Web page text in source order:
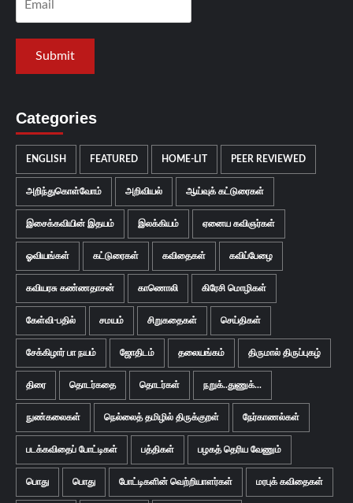
Categories
ENGLISH FEATURED HOME-LIT PEER REVIEWED
அறிந்துகொள்வோம் அறிவியல் ஆய்வுக் கட்டுரைகள்
இசைக்கவியின் இதயம் இலக்கியம் ஏனைய கவிஞர்கள்
ஓவியங்கள் கட்டுரைகள் கவிதைகள் கவிப்பேழை
கவியரசு கண்ணதாசன் காணொலி கிரேசி மொழிகள்
கேள்வி-பதில் சமயம் சிறுகதைகள் செய்திகள்
சேக்கிழார் பா நயம் ஜோதிடம் தலையங்கம் திருமால் திருப்புகழ்
திரை தொடர்கதை தொடர்கள் நறுக்..துணுக்...
நுண்கலைகள் நெல்லைத் தமிழில் திருக்குறள் நேர்காணல்கள்
படக்கவிதைப் போட்டிகள் பத்திகள் பழகத் தெரிய வேணும்
பொது பொது போட்டிகளின் வெற்றியாளர்கள் மரபுக் கவிதைகள்